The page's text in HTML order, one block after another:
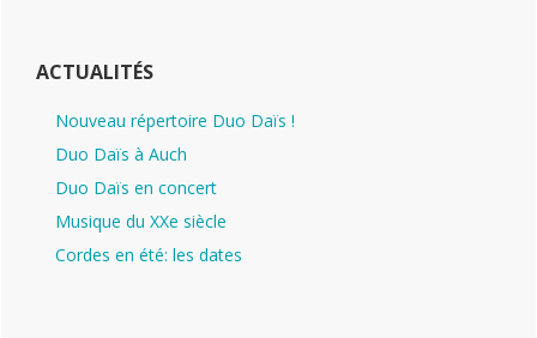
ACTUALITÉS
Nouveau répertoire Duo Daïs !
Duo Daïs à Auch
Duo Daïs en concert
Musique du XXe siècle
Cordes en été: les dates